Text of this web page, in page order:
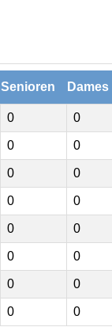
Senioren Dames
0 0
0 0
0 0
0 0
0 0
0 0
0 0
0 0